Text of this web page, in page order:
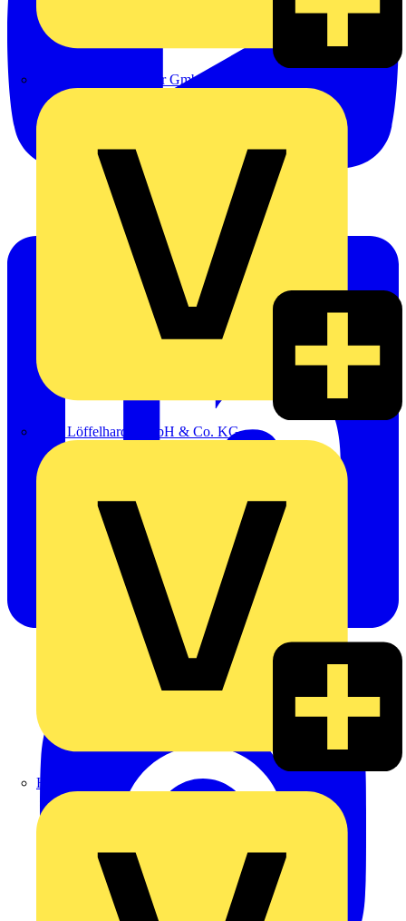
eldis electro distributor GmbH
Emil Löffelhardt GmbH & Co. KG
Hardy Schmitz